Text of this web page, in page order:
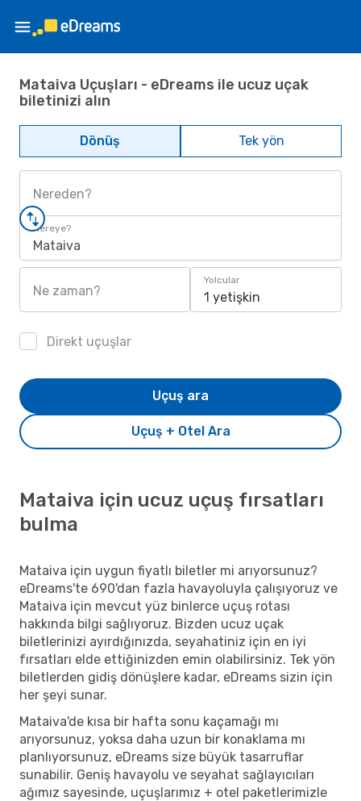
Mataiva Uçuşları - eDreams ile ucuz uçak
biletinizi alın
Dönüş Tek yön
Nereden?
Nereye?
Mataiva
Ne zaman?
Yolcular
1 yetişkin
Direkt uçuşlar
Uçuş + Otel Ara
Uçuş ara
Mataiva için ucuz uçuş fırsatları
bulma
Mataiva için uygun fiyatlı biletler mi arıyorsunuz?
eDreams'te 690'dan fazla havayoluyla çalışıyoruz ve
Mataiva için mevcut yüz binlerce uçuş rotası
hakkında bilgi sağlıyoruz. Bizden ucuz uçak
biletlerinizi ayırdığınızda, seyahatiniz için en iyi
fırsatları elde ettiğinizden emin olabilirsiniz. Tek yön
biletlerden gidiş dönüşlere kadar, eDreams sizin için
her şeyi sunar.
Mataiva'de kısa bir hafta sonu kaçamağı mı
arıyorsunuz, yoksa daha uzun bir konaklama mı
planlıyorsunuz, eDreams size büyük tasarruflar
sunabilir. Geniş havayolu ve seyahat sağlayıcıları
ağımız sayesinde, uçuşlarımız + otel paketlerimizle